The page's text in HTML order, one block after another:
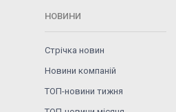
НОВИНИ
Стрічка новин
Новини компаній
ТОП-новини тижня